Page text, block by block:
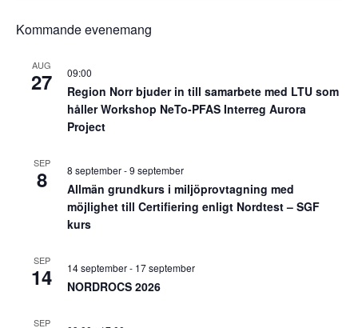
Kommande evenemang
AUG
27 09:00
Region Norr bjuder in till samarbete med LTU som
håller Workshop NeTo-PFAS Interreg Aurora
Project
SEP
8 8 september-9 september
Allmän grundkurs i miljöprovtagning med
möjlighet till Certifiering enligt Nordtest – SGF
kurs
SEP
14 14 september- 17 september
NORDROCS 2026
SEP